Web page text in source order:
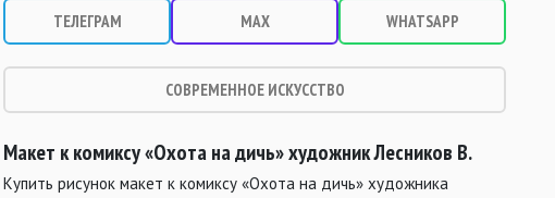
ТЕЛЕГРАМ MAX WHATSAPP
СОВРЕМЕННОЕ ИСКУССТВО
Макет к комиксу «Охота на дичь» художник Лесников В.
Купить рисунок макет к комиксу «Охота на дичь» художника